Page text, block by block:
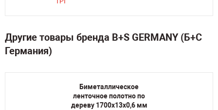
Другие товары бренда B+S GERMANY (Б+С
Германия)
Биметаллическое
ленточное полотно по
дереву 1700х13х0,6 мм